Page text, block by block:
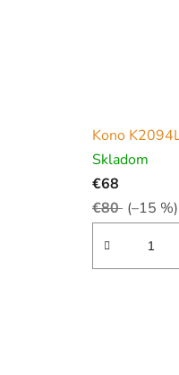
Kono
Skladom
€68
€80 (–15 %)